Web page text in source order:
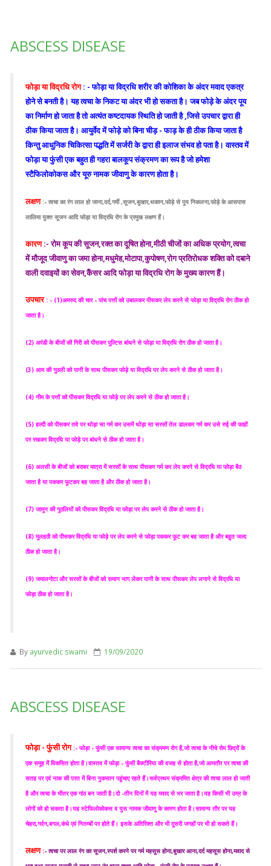
ABSCESS DISEASE
फोड़ा या विद्रधि रोग : - फोड़ा या विद्रधि शरीर की कोशिका के अंदर मवाद एकत्र
होने से बनती है। यह त्वचा के निकट या अंदर भी हो सकता है। जब फोड़े के अंदर पूय
का निर्माण हो जाता है तो अत्यंत कष्टदायक स्थिति हो जाती है ,जिसे उपचार द्वारा ही
ठीक किया जाता है। आयुर्वेद में फोड़े को बिना चीड़ - फाड़ के ही ठीक किया जाता है
किन्तु आधुनिक चिकित्सा पद्धति में सर्जरी के द्वारा ही इलाज संभव हो पता है। वास्तव में
फोड़ा या फुंसी एक बहुत ही गहरा बालकूप संक्रमण का रूप है जो हमेशा
स्टैफिलोकोकस और यूरु नामक जीवाणु के कारण होता है।
लक्षण :- त्वचा का रंग लाल हो जाना,दर्द,गर्मी ,सूजन,बुखार,थकान,फोड़े से पूय निकलना,फोड़े के आसपास
लालिमा युक्त सूजन आदि फोड़ा या विद्रधि रोग के प्रमुख लक्षण हैं।
कारण:- रोम कूप की सूजन,रक्त का दूषित होना,मीठी चीजों का अधिक प्रयोग,त्वचा
में मौजूद जीवाणु का जमा होना,मधुमेह,मोटापा,कुपोषण,रोग प्रतिरोधक शक्ति को दबाने
वाली दवाइयों का सेवन,कैंसर आदि फोड़ा या विद्रधि रोग के मुख्य कारण हैं।
उपचार : - (1)अमरुद की चार - पांच पत्तों को उबालकर पीसकर लेप करने से फोड़ा या विद्रधि रोग ठीक हो
जाता है।
(2) अरंडी के बीजों की गिरी को पीसकर पुल्टिस बांधने से फोड़ा या विद्रधि रोग ठीक हो जाता है।
(3) आम की गुठली को पानी के साथ पीसकर फोड़े या विद्रधि पर लेप करने से ठीक हो जाता है।
(4) नीम के पत्तों को पीसकर विद्रधि या फोड़े पर लेप करने से ठीक हो जाता है।
(5) हल्दी को पीसकर तवे पर थोड़ा सा गर्म कर उसमें थोड़ा सा सरसों तेल डालकर गर्म कर उसे रुई की फाहों
पर रखकर विद्रधि या फोड़े पर बांधने से ठीक हो जाता है।
(6) अलसी के बीजों को बराबर मात्रा में सरसों के साथ पीसकर गर्म कर लेप करने से विद्रधि या फोड़ा बैठ
जाता है या पककर फूटकर बह जाता है और ठीक हो जाता है।
(7) जामुन की गुठलियों को पीसकर विद्रधि या फोड़ा पर लेप करने से ठीक हो जाता है।
(8) मुलहठी को पीसकर विद्रधि या फोड़े पर लेप करने से फोड़ा पककर फूट कर बह जाता है और बहुत जल्द
ठीक हो जाता है।
(9) जमालगोटा और सरसों के बीजों को समान भाग लेकर पानी के साथ पीसकर लेप लगाने से विद्रधि या
फोड़ा ठीक हो जाता है।
By ayurvedic swami 19/09/2020
ABSCESS DISEASE
फोड़ा - फुंसी रोग :- फोड़ा - फुंसी एक सामान्य त्वचा का संक्रमण रोग है,जो त्वचा के नीचे रोम छिद्रों के
एक समूह में विकसित होता है।वास्तव में फोड़ा - फुंसी बैक्टीरिया की वजह से होता है,जो आमतौर पर त्वचा की
सतह पर एवं नाक की परत में बिना नुकसान पहुंचाए रहते हैं।सर्वप्रथम संक्रमित क्षेत्र की त्वचा लाल हो जाती
है और त्वचा के भीतर एक गांठ बन जाती है।दो -तीन दिनों में यह मवाद से भर जाता है।यह किसी भी उम्र के
लोगों को हो सकता है।यह स्टेफिलोकोकस व युस नामक जीवाणु के कारण होता है।सामान्य तौर पर यह
चेहरा,गर्दन,बगल,कंधे एवं नितम्बों पर होते हैं। इसके अतिरिक्त और भी दूसरी जगहों पर भी हो सकते हैं।
लक्षण :- त्वचा पर लाल रंग का सूजन,स्पर्श करने पर गर्म महसूस होना,बुखार आना,दर्द महसूस होना,मवाद से